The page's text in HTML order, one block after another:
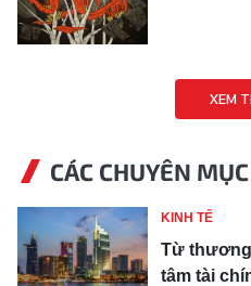
XEM
CÁC CHUYÊN
KINH TẾ
Từ thương
tâm tài